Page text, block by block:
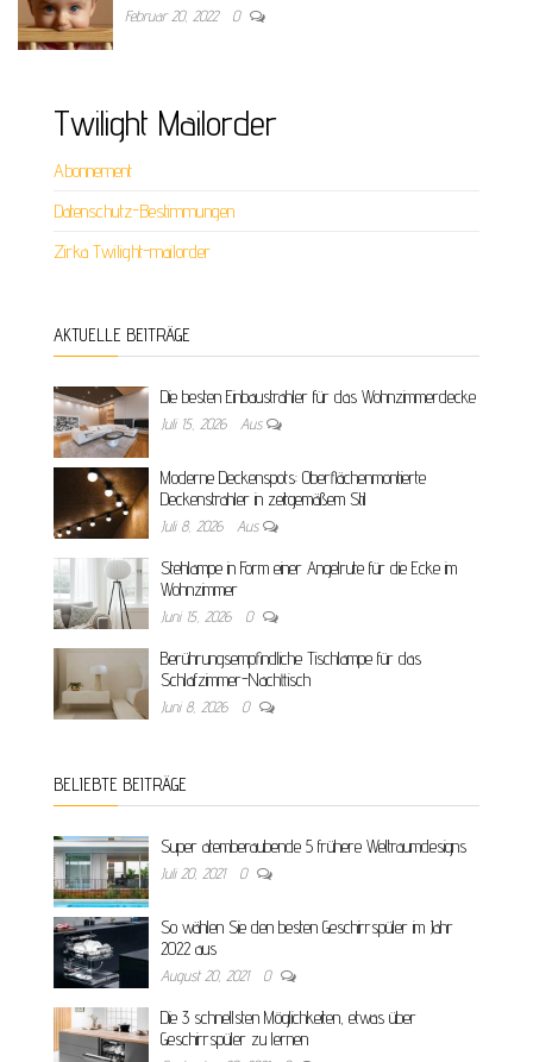
Februar 20, 2022 0
Twilight Mailorder
Abonnement
Datenschutz-Bestimmungen
Zirka Twilight-mailorder
AKTUELLE BEITRÄGE
Die besten Einbaustrahler für das Wohnzimmerdecke
Juli 15, 2026 Aus
Moderne Deckenspots: Oberflächenmontierte
Deckenstrahler in zeitgemäßem Stil
Juli 8, 2026 Aus
Stehlampe in Form einer Angelrute für die Ecke im
Wohnzimmer
Juni 15, 2026 0
Berührungsempfindliche Tischlampe für das
Schlafzimmer-Nachttisch
Juni 8, 2026 0
BELIEBTE BEITRÄGE
Super atemberaubende 5 frühere Weltraumdesigns
Juli 20, 2021 0
So wählen Sie den besten Geschirrspüler im Jahr
2022 aus
August 20, 2021 0
Die 3 schnellsten Möglichkeiten, etwas über
Geschirrspüler zu lernen